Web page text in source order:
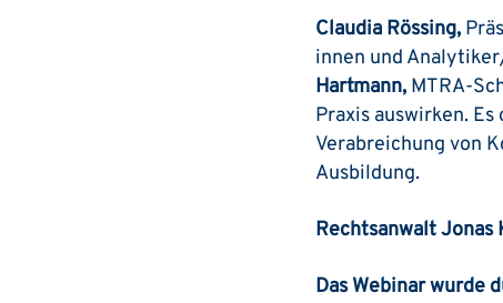
Claudia Rössing,
innen und
Hartmann, MTRA-
Praxis auswirken.
Verabreichung von
Ausbildung.
Rechtsanwalt Jonas
Das Webinar wurde